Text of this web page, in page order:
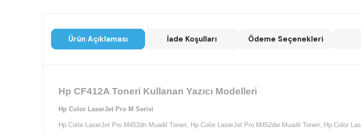
Ürün Açıklaması İade Koşulları Ödeme Seçenekleri
Hp CF412A Toneri Kullanan Yazıcı Modelleri
Hp Color LaserJet Pro M Serisi
Hp Color LaserJet Pro M452dn Muadil Toneri, Hp Color LaserJet Pro M452dw Muadil Toneri, Hp Color